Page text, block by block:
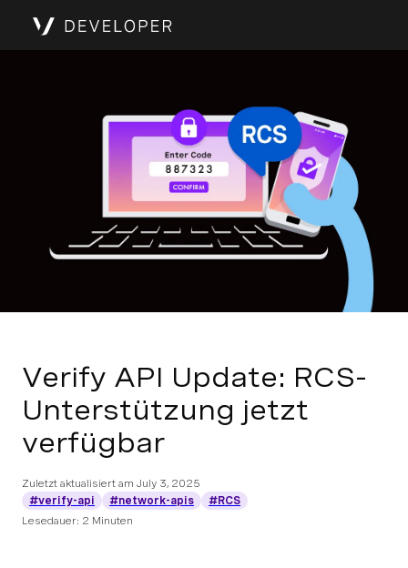
Verify API Update: RCS-
Unterstützung jetzt
verfügbar
Zuletzt aktualisiert am July 3, 2025
#verify-api
#network-apis
#RCS
Lesedauer: 2 Minuten